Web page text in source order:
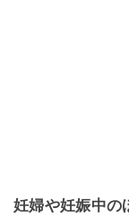
妊婦や妊娠中の